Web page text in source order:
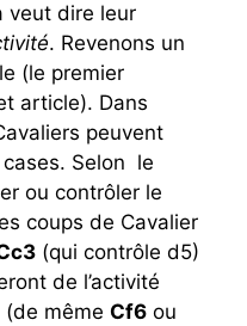
veut dire leur
. Revenons un
(le premier
article). Dans
peuvent
Selon le
ou contrôler le
coups de Cavalier
(qui contrôle d5)
de l’activité
(de même Cf6 ou